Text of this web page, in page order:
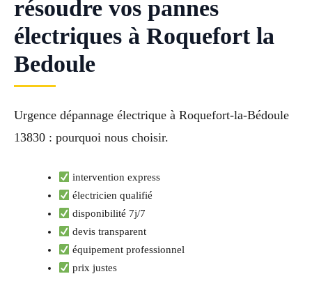
résoudre vos pannes
électriques à Roquefort la
Bedoule
Urgence dépannage électrique à Roquefort-la-Bédoule
13830 : pourquoi nous choisir.
intervention express
électricien qualifié
disponibilité 7j/7
devis transparent
équipement professionnel
prix justes